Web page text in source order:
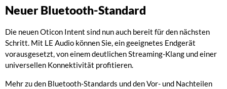
Neuer Bluetooth-Standard
Die neuen Oticon Intent sind nun auch bereit für den nächsten
Schritt. Mit LE Audio können Sie, ein geeignetes Endgerät
vorausgesetzt, von einem deutlichen Streaming-Klang und einer
universellen Konnektivität profitieren.
Mehr zu den Bluetooth-Standards und den Vor- und Nachteilen